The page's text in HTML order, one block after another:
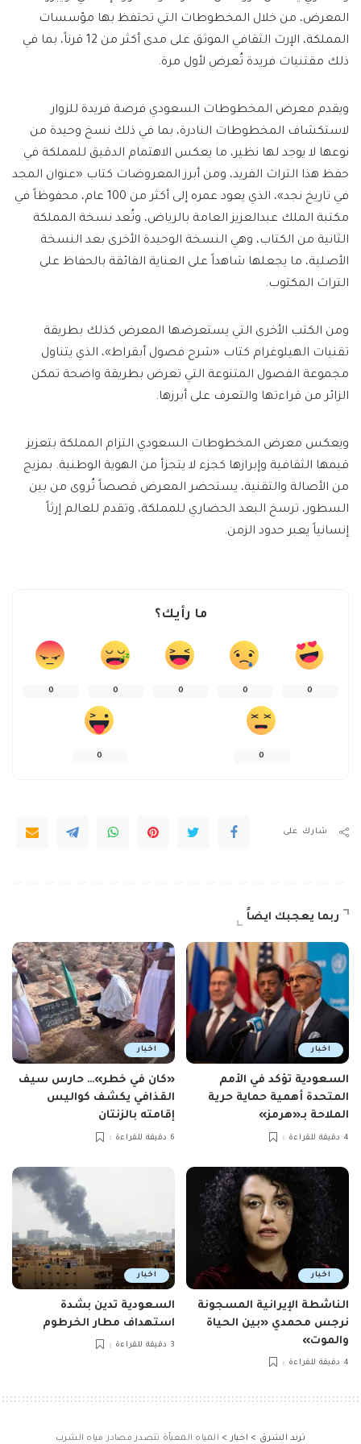
المعرض، من خلال المخطوطات التي تحتفظ بها مؤسسات
المملكة، الإرث الثقافي الموثق على مدى أكثر من 12 قرناً، بما في
ذلك مقتنيات فريدة تُعرض لأول مرة.
ويقدم معرض المخطوطات السعودي فرصة فريدة للزوار
لاستكشاف المخطوطات النادرة، بما في ذلك نسخ وحيدة من
نوعها لا يوجد لها نظير، ما يعكس الاهتمام الدقيق للمملكة في
حفظ هذا التراث الفريد، ومن أبرز المعروضات كتاب «عنوان المجد
في تاريخ نجد»، الذي يعود عمره إلى أكثر من 100 عام، محفوظاً في
مكتبة الملك عبدالعزيز العامة بالرياض، وتُعد نسخة المملكة
الثانية من الكتاب، وهي النسخة الوحيدة الأخرى بعد النسخة
الأصلية، ما يجعلها شاهداً على العناية الفائقة بالحفاظ على
التراث المكتوب.
ومن الكتب الأخرى التي يستعرضها المعرض كذلك بطريقة
تقنيات الهيلوغرام كتاب «شرح فصول أبقراط»، الذي يتناول
مجموعة الفصول المتنوعة التي تعرض بطريقة واضحة تمكن
الزائر من قراءتها والتعرف على أبرزها.
ويعكس معرض المخطوطات السعودي التزام المملكة بتعزيز
قيمها الثقافية وإبرازها كجزء لا يتجزأ من الهوية الوطنية. بمزيج
من الأصالة والتقنية، يستحضر المعرض قصصاً تُروى من بين
السطور، ترسخ البعد الحضاري للمملكة، وتقدم للعالم إرثاً
إنسانياً يعبر حدود الزمن.
ما رأيك؟
0
0
0
0
0
0
0
شارك على
ربما يعجبك ايضاً
اخبار
السعودية تؤكد في الأمم
المتحدة أهمية حماية حرية
الملاحة بـ«هرمز»
4 دقيقة للقراءة
اخبار
«كان في خطر»… حارس سيف
القذافي يكشف كواليس
إقامته بالزنتان
6 دقيقة للقراءة
اخبار
الناشطة الإيرانية المسجونة
نرجس محمدي «بين الحياة
والموت»
4 دقيقة للقراءة
اخبار
السعودية تدين بشدة
استهداف مطار الخرطوم
3 دقيقة للقراءة
ترند الشرق > اخبار > المياه المعبأة تتصدر مصادر مياه الشرب